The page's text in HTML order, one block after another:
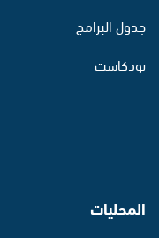
جدول البرامج
بودكاست
المحليات